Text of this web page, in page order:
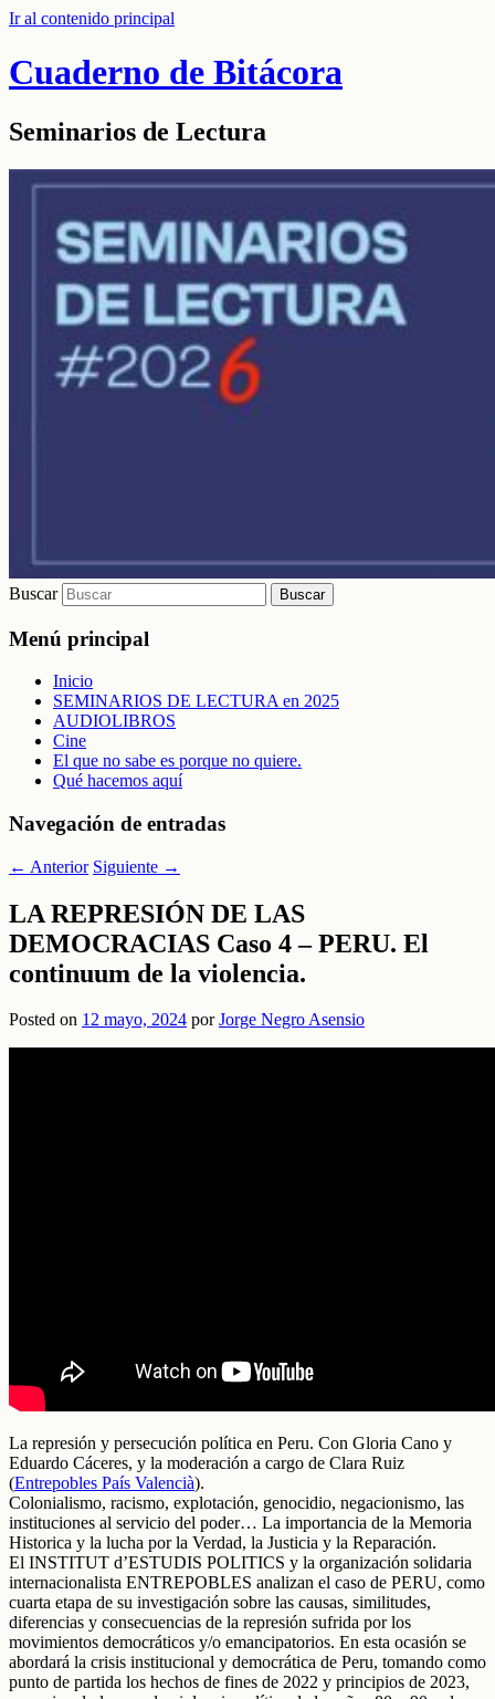
Ir al contenido principal
Cuaderno de Bitácora
Seminarios de Lectura
Buscar
Menú principal
Inicio
SEMINARIOS DE LECTURA en 2025
AUDIOLIBROS
Cine
El que no sabe es porque no quiere.
Qué hacemos aquí
Navegación de entradas
← Anterior Siguiente →
LA REPRESIÓN DE LAS
DEMOCRACIAS Caso 4 – PERU. El
continuum de la violencia.
Posted on 12 mayo, 2024 porJorge Negro Asensio
La represión y persecución política en Peru. Con Gloria Cano y
Eduardo Cáceres, y la moderación a cargo de Clara Ruiz
(Entrepobles País Valencià).
Colonialismo, racismo, explotación, genocidio, negacionismo, las
instituciones al servicio del poder… La importancia de la Memoria
Historica y la lucha por la Verdad, la Justicia y la Reparación.
El INSTITUT d’ESTUDIS POLITICS y la organización solidaria
internacionalista ENTREPOBLES analizan el caso de PERU, como
cuarta etapa de su investigación sobre las causas, similitudes,
diferencias y consecuencias de la represión sufrida por los
movimientos democráticos y/o emancipatorios. En esta ocasión se
abordará la crisis institucional y democrática de Peru, tomando como
punto de partida los hechos de fines de 2022 y principios de 2023,